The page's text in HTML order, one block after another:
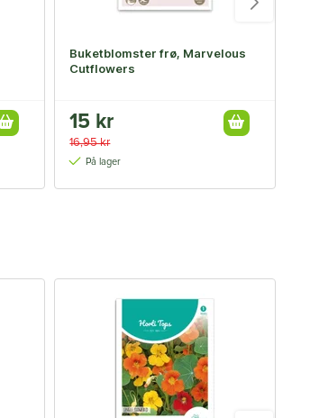
Buketblomster frø, Marvelous
Cutflowers
15 kr
16,95 kr
På lager